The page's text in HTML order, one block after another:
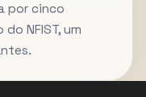
por cinco
NFIST, um